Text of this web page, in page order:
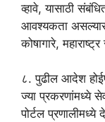
व्हावे, यासाठी
आवश्यकता
कोषागारे,
८. पुढील आदेश
ज्या प्रकरणांमध्ये
पोर्टल